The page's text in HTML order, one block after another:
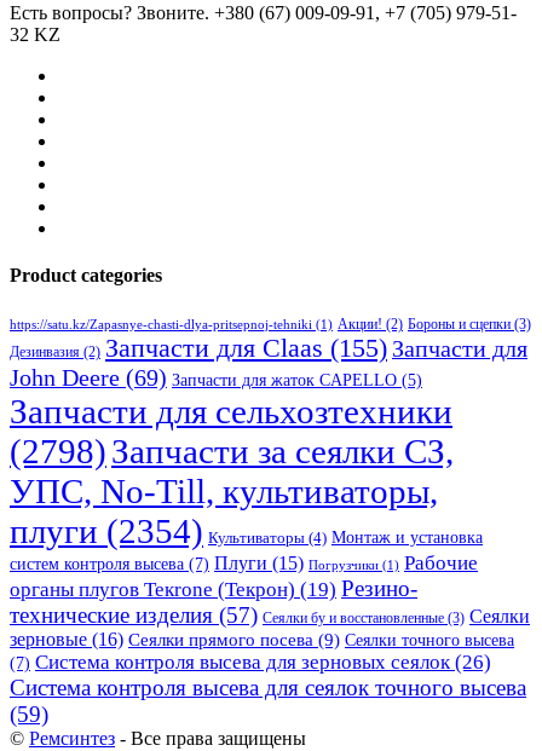
Есть вопросы? Звоните. +380 (67) 009-09-91, +7 (705) 979-51-
32 KZ
Product categories
https://satu.kz/Zapasnye-chasti-dlya-pritsepnoj-tehniki (1) Акции! (2) Бороны и сцепки (3)
Дезинвазия (2) Запчасти для Claas (155) Запчасти для
John Deere (69) Запчасти для жаток CAPELLO (5)
Запчасти для сельхозтехники
(2798)Запчасти за сеялки СЗ,
УПС, No-Till, культиваторы,
плуги (2354) Культиваторы (4) Монтаж и установка
систем контроля высева (7) Плуги (15) Погрузчики (1) Рабочие
органы плугов Текrоne (Текрон) (19) Резино-
технические изделия (57) Сеялки бу и восстановленные (3) Сеялки
зерновые (16) Сеялки прямого посева (9) Сеялки точного высева
(7) Система контроля высева для зерновых сеялок(26)
Система контроля высева для сеялок точного высева
(59)
© Ремсинтез - Все права защищены